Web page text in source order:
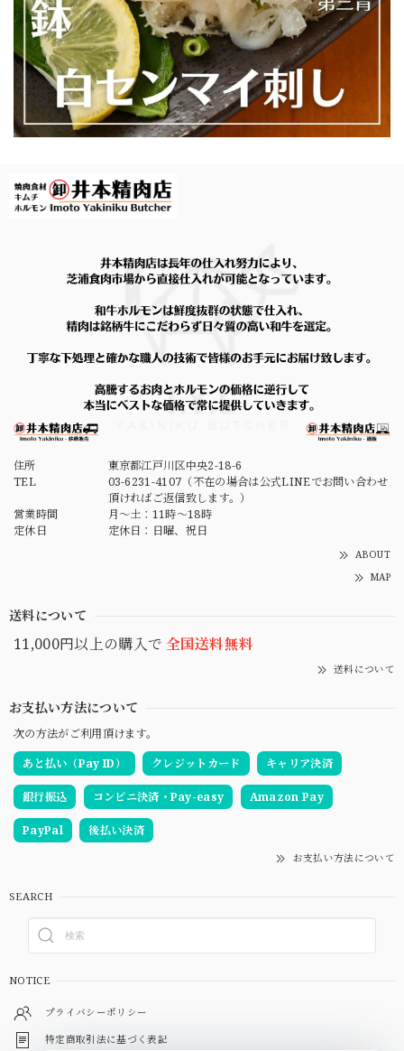
住所
東京都江戸川区中央2-18-6
TEL
03-6231-4107（不在の場合は公式LINEでお問い合わせ
頂ければご返信致します。）
営業時間
月～土：11時～18時
定休日
定休日：日曜、祝日
ABOUT
MAP
送料について
11,000円以上の購入で 全国送料無料
送料について
お支払い方法について
次の方法がご利用頂けます。
あと払い（Pay ID）
クレジットカード キャリア決済
銀行振込 コンビニ決済・Pay-easy Amazon Pay
PayPal 後払い決済
お支払い方法について
SEARCH
NOTICE
プライバシーポリシー
特定商取引法に基づく表記